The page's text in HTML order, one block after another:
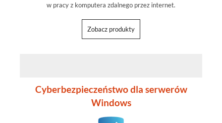
w pracy z komputera zdalnego przez internet.
Zobacz produkty
Cyberbezpieczeństwo dla serwerów
Windows